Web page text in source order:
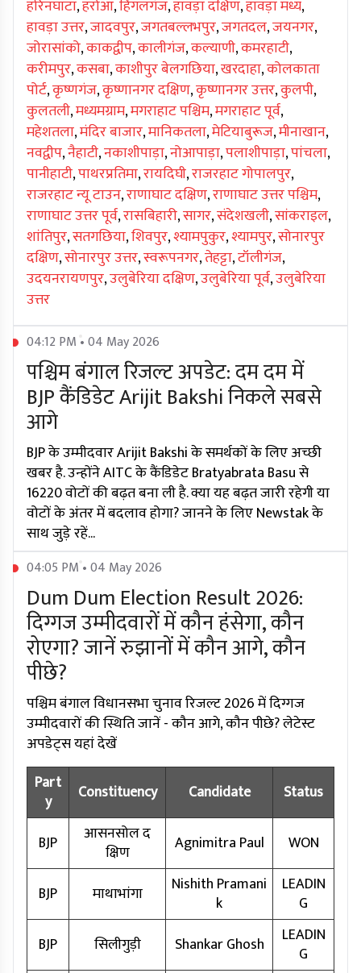
हरिनघाटा,हरोआ,हिंगलगंज,हावड़ा दक्षिण,हावड़ा मध्य,
हावड़ा उत्तर,जादवपुर,जगतबल्लभपुर,जगतदल,जयनगर,
जोरासांको,काकद्वीप,कालीगंज,कल्याणी,कमरहाटी,
करीमपुर,कसबा,काशीपुर बेलगछिया,खरदाहा,कोलकाता
पोर्ट,कृष्णगंज,कृष्णानगर दक्षिण,कृष्णानगर उत्तर,कुलपी,
कुलतली,मध्यमग्राम,मगराहाट पश्चिम,मगराहाट पूर्व,
महेशतला,मंदिर बाजार,मानिकतला,मेटियाबुरूज,मीनाखान,
नवद्वीप,नैहाटी,नकाशीपाड़ा,नोआपाड़ा,पलाशीपाड़ा,पांचला,
पानीहाटी,पाथरप्रतिमा,रायदिघी,राजरहाट गोपालपुर,
राजरहाट न्यू टाउन,राणाघाट दक्षिण,राणाघाट उत्तर पश्चिम,
राणाघाट उत्तर पूर्व,रासबिहारी,सागर,संदेशखली,सांकराइल,
शांतिपुर,सतगछिया,शिवपुर,श्यामपुकुर,श्यामपुर,सोनारपुर
दक्षिण,सोनारपुर उत्तर,स्वरूपनगर,तेहट्टा,टॉलीगंज,
उदयनरायणपुर,उलुबेरिया दक्षिण,उलुबेरिया पूर्व,उलुबेरिया
उत्तर
04:12 PM • 04 May 2026
पश्चिम बंगाल रिजल्ट अपडेट: दम दम में
BJP कैंडिडेट Arijit Bakshi निकले सबसे
आगे
BJP के उम्मीदवार Arijit Bakshi के समर्थकों के लिए अच्छी
खबर है. उन्होंने AITC के कैंडिडेट Bratyabrata Basu से
16220 वोटों की बढ़त बना ली है. क्या यह बढ़त जारी रहेगी या
वोटों के अंतर में बदलाव होगा? जानने के लिए Newstak के
साथ जुड़े रहें...
04:05 PM • 04 May 2026
Dum Dum Election Result 2026:
दिग्गज उम्मीदवारों में कौन हंसेगा, कौन
रोएगा? जानें रुझानों में कौन आगे, कौन
पीछे?
पश्चिम बंगाल विधानसभा चुनाव रिजल्ट 2026 में दिग्गज
उम्मीदवारों की स्थिति जानें - कौन आगे, कौन पीछे? लेटेस्ट
अपडेट्स यहां देखें
Part
y
Constituency Candidate Status
BJP
आसनसोल द
क्षिण
Agnimitra Paul WON
BJP माथाभांगा
Nishith Pramani
k
LEADIN
G
BJP
सिलीगुड़ी Shankar Ghosh
LEADIN
G